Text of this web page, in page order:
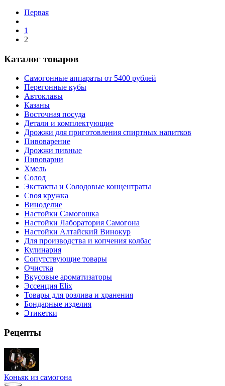
Первая
1
2
Каталог товаров
Самогонные аппараты от 5400 рублей
Перегонные кубы
Автоклавы
Казаны
Восточная посуда
Детали и комплектующие
Дрожжи для приготовления спиртных напитков
Пивоварение
Дрожжи пивные
Пивоварни
Хмель
Солод
Экстакты и Солодовые концентраты
Своя кружка
Виноделие
Настойки Самогошка
Настойки Лаборатория Самогона
Настойки Алтайский Винокур
Для производства и копчения колбас
Кулинария
Сопутствующие товары
Очистка
Вкусовые ароматизаторы
Эссенция Elix
Товары для розлива и хранения
Бондарные изделия
Этикетки
Рецепты
Коньяк из самогона